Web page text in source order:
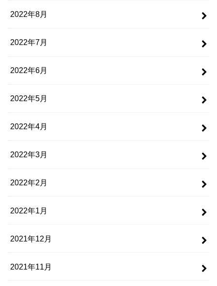
2022年8月
2022年7月
2022年6月
2022年5月
2022年4月
2022年3月
2022年2月
2022年1月
2021年12月
2021年11月